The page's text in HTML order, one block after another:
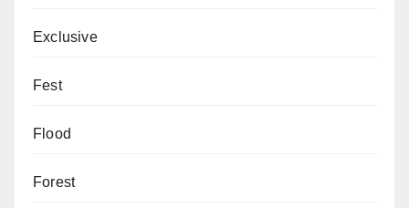
Exclusive
Fest
Flood
Forest